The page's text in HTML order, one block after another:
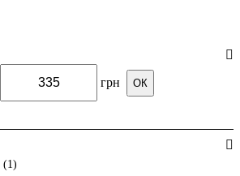
грн ОК
(1)